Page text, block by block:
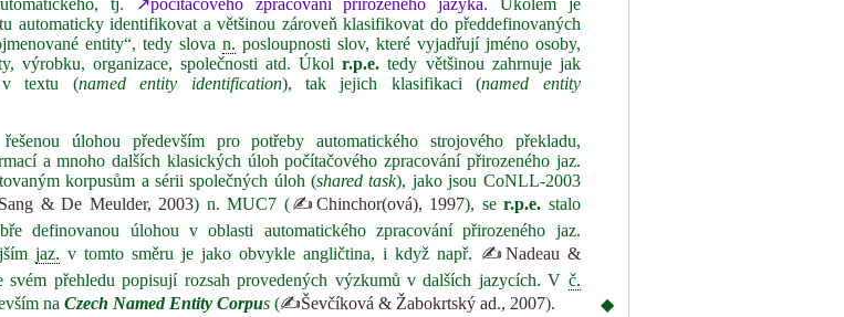
tj. ↗počítačového zpracování přirozeného jazyka. Úkolem je
automaticky identifikovat a většinou zároveň klasifikovat do předdefinovaných
entity“, tedy slova n. posloupnosti slov, které vyjadřují jméno osoby,
výrobku, organizace, společnosti atd. Úkolr.p.e. tedy většinou zahrnuje jak
v textu (named entity identification), tak jejich klasifikaci (named entity
úlohou především pro potřeby automatického strojového překladu,
a mnoho dalších klasických úloh počítačového zpracování přirozeného jaz.
korpusům a sérii společných úloh (shared task), jako jsou CoNLL‑2003
& De Meulder, 2003) n. MUC7 (✍Chinchor(ová), 1997), ser.p.e. stalo
definovanou úlohou v oblasti automatického zpracování přirozeného jaz.
jaz. v tomto směru je jako obvykle angličtina, i když např. ✍Nadeau &
přehledu popisují rozsah provedených výzkumů v dalších jazycích. V č.
naCzech Named Entity Corpus (✍Ševčíková & Žabokrtský ad., 2007). ◆